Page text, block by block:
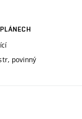
povinný